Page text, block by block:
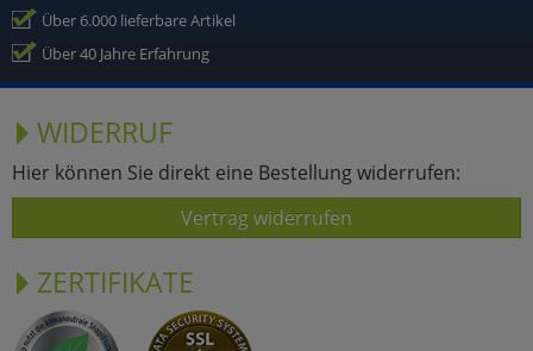
Über 6.000 lieferbare Artikel
Über 40 Jahre Erfahrung
WIDERRUF
Hier können Sie direkt eine Bestellung widerrufen:
Vertrag widerrufen
ZERTIFIKATE